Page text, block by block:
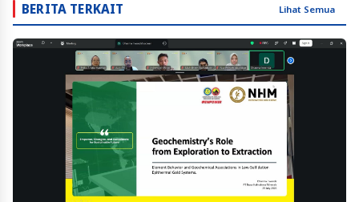
BERITA TERKAIT Lihat Semua